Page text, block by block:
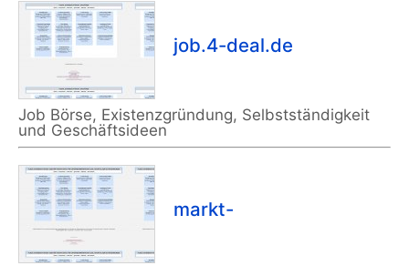
job.4-deal.de
Job Börse, Existenzgründung, Selbstständigkeit
und Geschäftsideen
markt-